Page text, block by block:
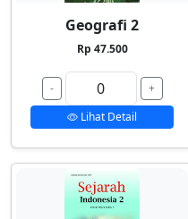
Geografi 2
Rp 47.500
-
+
Lihat Detail